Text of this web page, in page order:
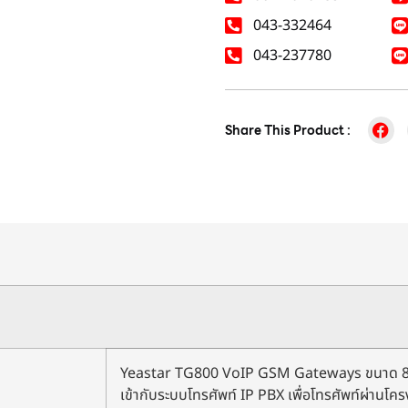
043-332464
043-237780
Share This Product :
Yeastar TG800 VoIP GSM Gateways ขนาด
เข้ากับระบบโทรศัพท์ IP PBX เพื่อโทรศัพท์ผ่านโค